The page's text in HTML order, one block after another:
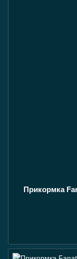
Прикормка